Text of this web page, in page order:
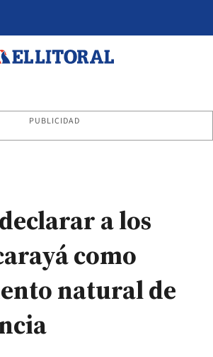
PUBLICIDAD
a los
como
natural de